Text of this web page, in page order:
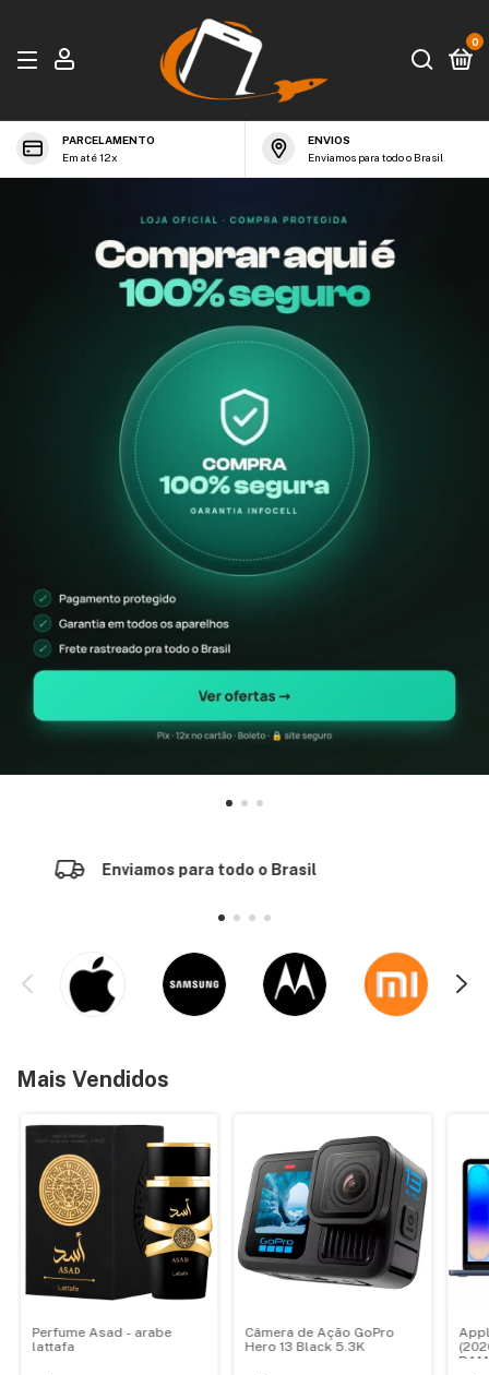
0
PARCELAMENTO
Em até 12x
ENVIOS
Enviamos para todo o Brasil
Enviamos para todo o Brasil
Mais Vendidos
Perfume Asad - arabe
lattafa
Câmera de Ação GoPro
Hero 13 Black 5.3K